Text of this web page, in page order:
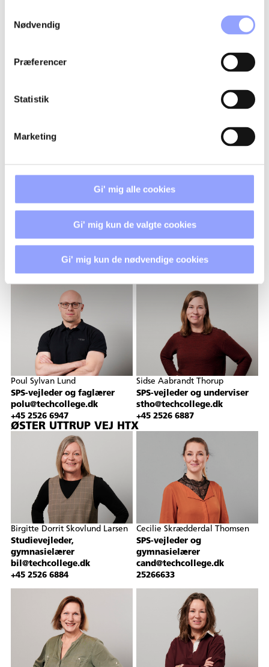
Nødvendig
Præferencer
Statistik
Marketing
Gi' mig alle cookies
Gi' mig kun de valgte cookies
Gi' mig kun de nødvendige cookies
SPS-vejleder og underviser
Louise Thierry Pedersen
SPS-vejleder og underviser
Timelærer
mabe@techcollege.dk
SPS-vejleder og underviser
mmal@techcollege.dk
Poul Sylvan Lund
SPS-vejleder og faglærer
polu@techcollege.dk
+45 2526 6947
Sidse Aabrandt Thorup
SPS-vejleder og underviser
stho@techcollege.dk
+45 2526 6887
ØSTER UTTRUP VEJ HTX
Birgitte Dorrit Skovlund Larsen
Studievejleder,
gymnasielærer
bil@techcollege.dk
+45 2526 6884
Cecilie Skrædderdal Thomsen
SPS-vejleder og
gymnasielærer
cand@techcollege.dk
25266633